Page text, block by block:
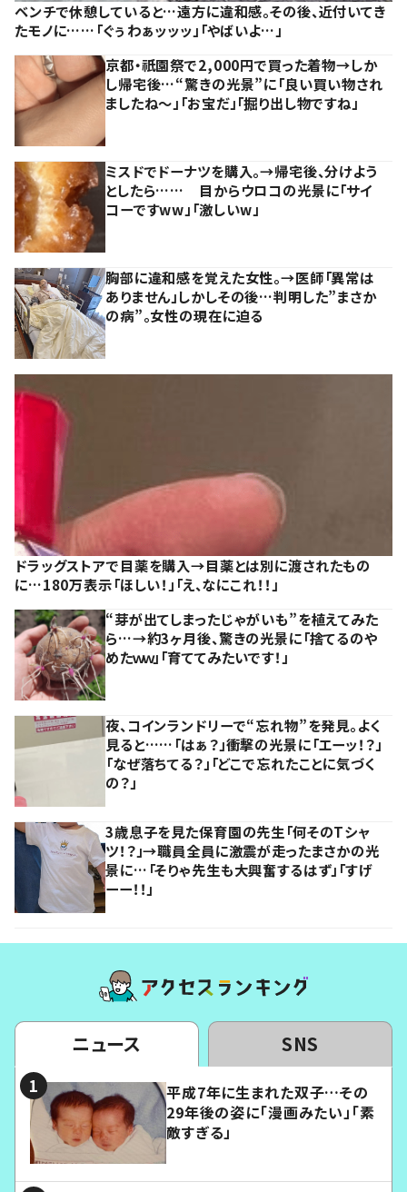
ベンチで休憩していると…遠方に違和感。その後、近付いてき
たモノに……「ぐぅわぁッッッ」「やばいよ…」
京都・祇園祭で2,000円で買った着物→しか
し帰宅後…“驚きの光景”に「良い買い物され
ましたね～」「お宝だ」「掘り出し物ですね」
ミスドでドーナツを購入。→帰宅後、分けよう
としたら…… 目からウロコの光景に「サイ
コーですww」「激しいw」
胸部に違和感を覚えた女性。→医師「異常は
ありません」しかしその後…判明した”まさか
の病”。女性の現在に迫る
ドラッグストアで目薬を購入→目薬とは別に渡されたもの
に…180万表示「ほしい！」「え、なにこれ！！」
“芽が出てしまったじゃがいも”を植えてみた
ら…→約3ヶ月後、驚きの光景に「捨てるのや
めたｗｗ」「育ててみたいです！」
夜、コインランドリーで“忘れ物”を発見。よく
見ると……「はぁ？」衝撃の光景に「エーッ！？」
「なぜ落ちてる？」「どこで忘れたことに気づく
の？」
3歳息子を見た保育園の先生「何そのTシャ
ツ！？」→職員全員に激震が走ったまさかの光
景に…「そりゃ先生も大興奮するはず」「すげ
ーー！！」
ニュース SNS
平成7年に生まれた双子…その
29年後の姿に「漫画みたい」「素
敵すぎる」